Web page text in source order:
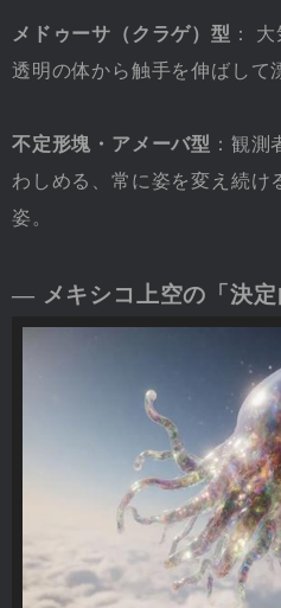
メドゥーサ（クラゲ）型 ：
透明の体から触手を伸ばして
不定形塊・アメーバ型 ：観
わしめる、常に姿を変え続け
姿。
― メキシコ上空の「決